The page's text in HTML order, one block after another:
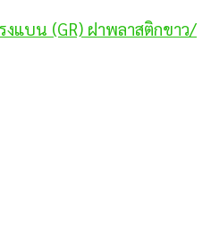
งแบน (GR) ฝาพลาสติกขาว/